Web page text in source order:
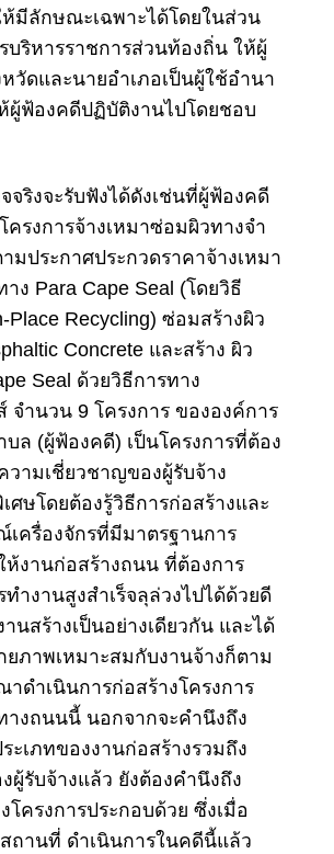
ห้มีลักษณะเฉพาะได้โดยในส่วน
บริหารราชการส่วนท้องถิ่น ให้ผู้
วัดและนายอําเภอเป็นผู้ใช้อํานา
ผู้ฟ้องคดีปฏิบัติงานไปโดยชอบ
จริงจะรับฟังได้ดังเช่นที่ผู้ฟ้องคดี
ครงการจ้างเหมาซ่อมผิวทางจํา
มประกาศประกวดราคาจ้างเหมา
ง Para Cape Seal (โดยวิธี
Place Recycling) ซ่อมสร้างผิว
Concrete และสร้าง ผิว
Seal ด้วยวิธีการทาง
จํานวน 9 โครงการ ขององค์การ
ล (ผู้ฟ้องคดี) เป็นโครงการที่ต้อง
วามเชี่ยวชาญของผู้รับจ้าง
ศษโดยต้องรู้วิธีการก่อสร้างและ
เครื่องจักรที่มีมาตรฐานการ
ห้งานก่อสร้างถนน ที่ต้องการ
างานสูงสําเร็จลุล่วงไปได้ด้วยดี
นสร้างเป็นอย่างเดียวกัน และได้
ยภาพเหมาะสมกับงานจ้างก็ตาม
าดําเนินการก่อสร้างโครงการ
างถนนนี้ นอกจากจะคํานึงถึง
ะเภทของงานก่อสร้างรวมถึง
รับจ้างแล้ว ยังต้องคํานึงถึง
ครงการประกอบด้วย ซึ่งเมื่อ
ถานที่ ดําเนินการในคดีนี้แล้ว